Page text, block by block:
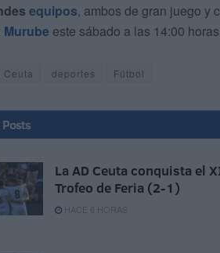
equipos, ambos de gran juego y
Murube este sábado a las 14:00
Ceuta deportes Fútbol
Posts
La AD Ceuta conquista el
Trofeo de Feria (2-1)
HACE 6 HORAS